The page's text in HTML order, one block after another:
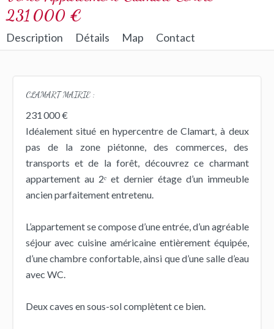
231 000 €
Description Détails Map Contact
CLAMART MAIRIE :
231 000 €
Idéalement situé en hypercentre de Clamart, à deux
pas de la zone piétonne, des commerces, des
transports et de la forêt, découvrez ce charmant
appartement au 2ᵉ et dernier étage d’un immeuble
ancien parfaitement entretenu.
L’appartement se compose d’une entrée, d’un agréable
séjour avec cuisine américaine entièrement équipée,
d’une chambre confortable, ainsi que d’une salle d’eau
avec WC.
Deux caves en sous-sol complètent ce bien.